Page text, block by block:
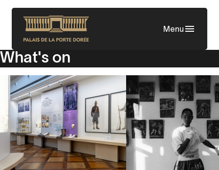
Skip
content
Menu
What's on